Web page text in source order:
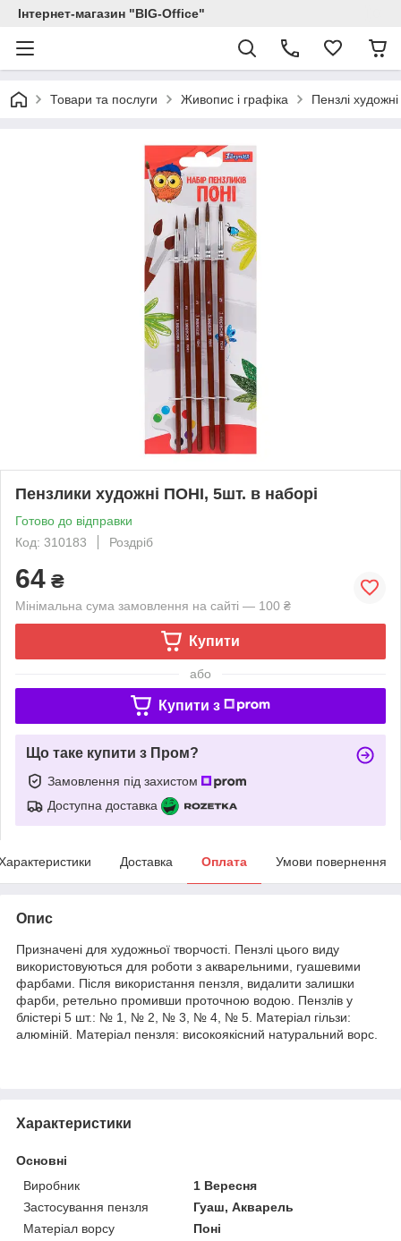
Інтернет-магазин "BIG-Office"
Товари та послуги Живопис і графіка Пензлі художні
Пензлики художні ПОНІ, 5шт. в наборі
Готово до відправки
Код: 310183
Роздріб
64 ₴
Мінімальна сума замовлення на сайті — 100 ₴
Купити
або
Купити з
Що таке купити з Пром?
Замовлення під захистом
Доступна доставка
Доставка Оплата Умови повернення
Опис
Призначені для художньої творчості. Пензлі цього виду
використовуються для роботи з акварельними, гуашевими
фарбами. Після використання пензля, видалити залишки
фарби, ретельно промивши проточною водою. Пензлів у
блістері 5 шт.: № 1, № 2, № 3, № 4, № 5. Матеріал гільзи:
алюміній. Матеріал пензля: високоякісний натуральний ворс.
Характеристики
Основні
Виробник
1 Вересня
Застосування пензля
Гуаш, Акварель
Матеріал ворсу
Поні